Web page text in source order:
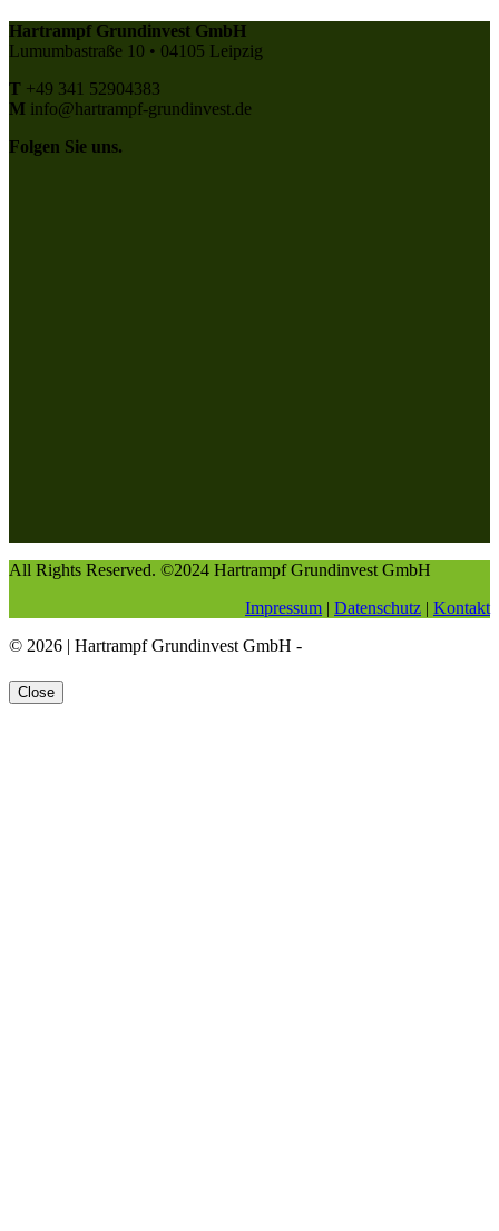
Hartrampf Grundinvest GmbH
Lumumbastraße 10 • 04105 Leipzig
T +49 341 52904383
M info@hartrampf-grundinvest.de
Folgen Sie uns.
All Rights Reserved. ©2024 Hartrampf Grundinvest GmbH
Impressum | Datenschutz | Kontakt
© 2026 | Hartrampf Grundinvest GmbH -
Close